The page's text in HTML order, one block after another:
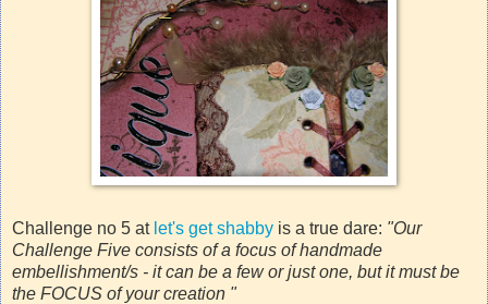
Challenge no 5 at let's get shabby is a true dare: "Our
Challenge Five consists of a focus of handmade
embellishment/s - it can be a few or just one, but it must be
the FOCUS of your creation "